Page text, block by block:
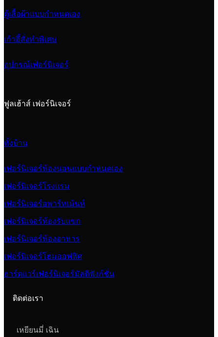
ตู้เสื้อผ้าแบบกำหนดเอง
เก้าอี้สั่งทำพิเศษ
อุปกรณ์เฟอร์นิเจอร์
ฟูลเฮ้าส์ เฟอร์นิเจอร์
ทั้งบ้าน
เฟอร์นิเจอร์ห้องนอนแบบกำหนดเอง
เฟอร์นิเจอร์โรงแรม
เฟอร์นิเจอร์อพาร์ทเม้นท์
เฟอร์นิเจอร์ห้องรับแขก
เฟอร์นิเจอร์ห้องอาหาร
เฟอร์นิเจอร์โฮมออฟฟิศ
ฮาร์ดแวร์เฟอร์นิเจอร์มัลติฟังก์ชั่น
ติดต่อเรา
เหยียนมี่ เฉิน